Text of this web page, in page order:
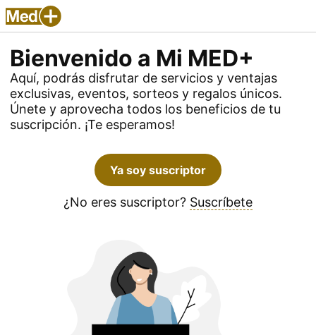
Bienvenido a Mi MED+
Aquí, podrás disfrutar de servicios y ventajas
exclusivas, eventos, sorteos y regalos únicos.
Únete y aprovecha todos los beneficios de tu
suscripción. ¡Te esperamos!
Ya soy suscriptor
¿No eres suscriptor? Suscríbete